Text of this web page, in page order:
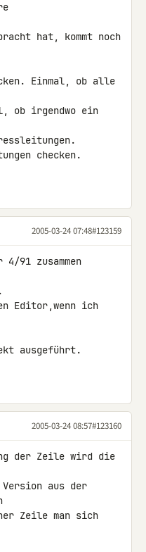
hat, kommt noch
Einmal, ob alle
ob irgendwo ein
checken.
2005-03-24 07:48#123159
91 zusammen
ausgeführt.
2005-03-24 08:57#123160
der Zeile wird die
aus der
Zeile man sich